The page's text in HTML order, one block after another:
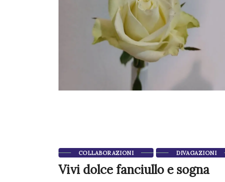
COLLABORAZIONI DIVAGAZIONI
Vivi dolce fanciullo e sogna